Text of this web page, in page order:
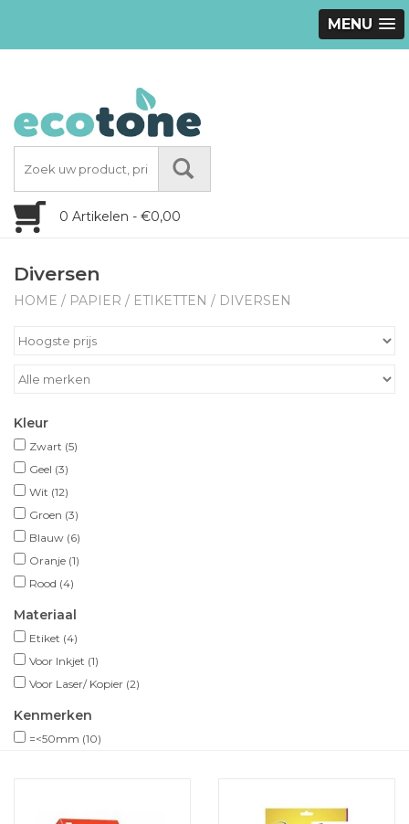
MENU
0 Artikelen - €0,00
Diversen
HOME / PAPIER / ETIKETTEN / DIVERSEN
Kleur
Zwart (5)
Geel (3)
Wit (12)
Groen (3)
Blauw (6)
Oranje (1)
Rood (4)
Materiaal
Etiket (4)
Voor Inkjet (1)
Voor Laser/ Kopier (2)
Kenmerken
=<50mm (10)